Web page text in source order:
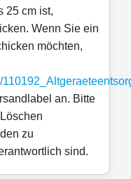
25 cm ist,
Wenn Sie ein
möchten,
an. Bitte
zu
sind.